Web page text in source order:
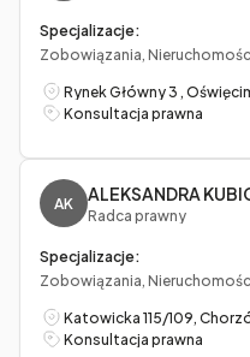
Specjalizacje:
Zobowiązania,
Rynek Główny 3 ,
Konsultacja prawna
AK ALEKSANDRA
Radca prawny
Specjalizacje:
Zobowiązania,
Katowicka 115/109,
Konsultacja prawna